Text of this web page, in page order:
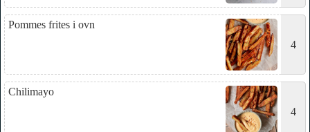
Pommes frites i ovn
4
Chilimayo
4